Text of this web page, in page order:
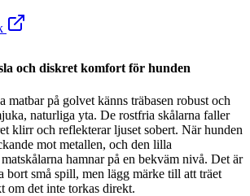
och diskret komfort för hunden
matbar på golvet känns träbasen robust och
naturliga yta. De rostfria skålarna faller
klirr och reflekterar ljuset sobert. När hunden
mot metallen, och den lilla
hamnar på en bekväm nivå. Det är
bort små spill, men lägg märke till att träet
om det inte torkas direkt.